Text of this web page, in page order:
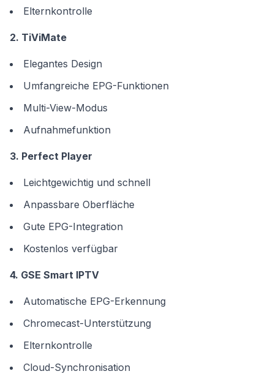
Elternkontrolle
2. TiViMate
Elegantes Design
Umfangreiche EPG-Funktionen
Multi-View-Modus
Aufnahmefunktion
3. Perfect Player
Leichtgewichtig und schnell
Anpassbare Oberfläche
Gute EPG-Integration
Kostenlos verfügbar
4. GSE Smart IPTV
Automatische EPG-Erkennung
Chromecast-Unterstützung
Elternkontrolle
Cloud-Synchronisation